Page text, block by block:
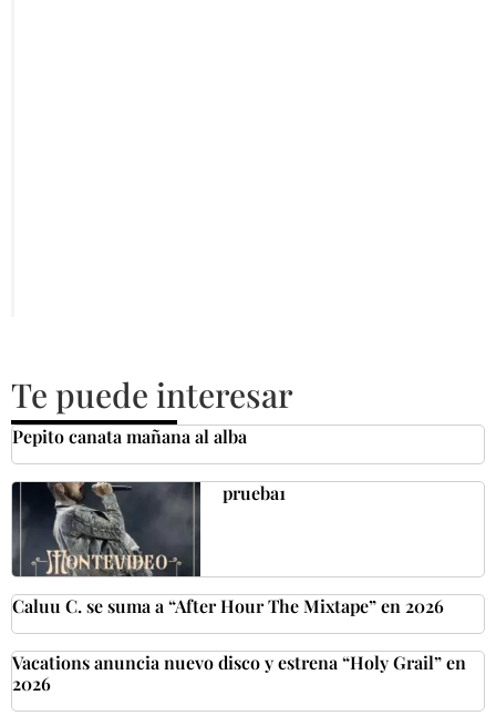
Te puede interesar
Pepito canata mañana al alba
prueba1
Caluu C. se suma a “After Hour The Mixtape” en 2026
Vacations anuncia nuevo disco y estrena “Holy Grail” en
2026